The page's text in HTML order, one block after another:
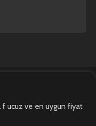
f ucuz ve en uygun fiyat